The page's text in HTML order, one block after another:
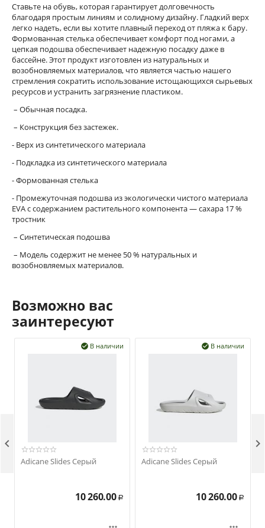
Ставьте на обувь, которая гарантирует долговечность
благодаря простым линиям и солидному дизайну. Гладкий верх
легко надеть, если вы хотите плавный переход от пляжа к бару.
Формованная стелька обеспечивает комфорт под ногами, а
цепкая подошва обеспечивает надежную посадку даже в
бассейне. Этот продукт изготовлен из натуральных и
возобновляемых материалов, что является частью нашего
стремления сократить использование истощающихся сырьевых
ресурсов и устранить загрязнение пластиком.
– Обычная посадка.
– Конструкция без застежек.
- Верх из синтетического материала
- Подкладка из синтетического материала
- Формованная стелька
- Промежуточная подошва из экологически чистого материала
EVA с содержанием растительного компонента ― сахара 17 %
тростник
– Синтетическая подошва
– Модель содержит не менее 50 % натуральных и
возобновляемых материалов.
Возможно вас
заинтересуют
В наличии

Adicane Slides Серый
10 260.00 Р
В наличии

Adicane Slides Серый
10 260.00 Р
 